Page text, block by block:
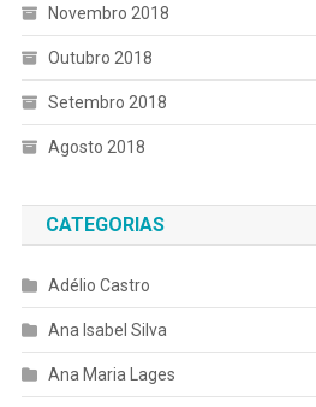
Novembro 2018
Outubro 2018
Setembro 2018
Agosto 2018
CATEGORIAS
Adélio Castro
Ana Isabel Silva
Ana Maria Lages